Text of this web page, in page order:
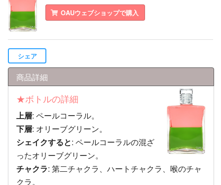
OAUウェブショップで購入
シェア
商品詳細
★ボトルの詳細
上層: ペールコーラル。
下層: オリーブグリーン。
シェイクすると: ペールコーラルの混ざ
ったオリーブグリーン。
チャクラ: 第二チャクラ、ハートチャクラ、喉のチャ
クラ。